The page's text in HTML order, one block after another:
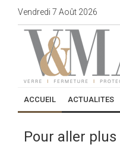
Vendredi 7 Août 2026
ACCUEIL ACTUALITES
Pour aller plus